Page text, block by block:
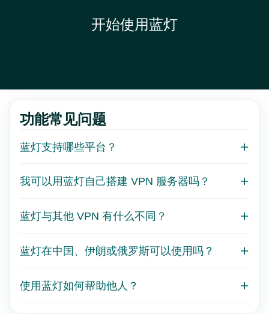
开始使用蓝灯
功能常见问题
蓝灯支持哪些平台？
我可以用蓝灯自己搭建 VPN 服务器吗？
蓝灯与其他 VPN 有什么不同？
蓝灯在中国、伊朗或俄罗斯可以使用吗？
使用蓝灯如何帮助他人？